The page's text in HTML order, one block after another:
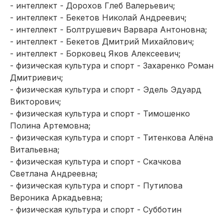
- интеллект - Дорохов Глеб Валерьевич;
- интеллект - Бекетов Николай Андреевич;
- интеллект - Болтрушевич Варвара Антоновна;
- интеллект - Бекетов Дмитрий Михайлович;
- интеллект - Борковец Яков Алексеевич;
- физическая культура и спорт - Захаренко Роман
Дмитриевич;
- физическая культура и спорт - Эдель Эдуард
Викторович;
- физическая культура и спорт - Тимошенко
Полина Артемовна;
- физическая культура и спорт - Титенкова Алёна
Витальевна;
- физическая культура и спорт - Скачкова
Светлана Андреевна;
- физическая культура и спорт - Путилова
Вероника Аркадьевна;
- физическая культура и спорт - Субботин